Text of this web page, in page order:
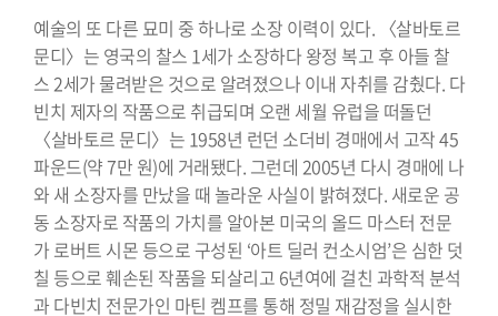
예술의 또 다른 묘미 중 하나로 소장 이력이 있다. 〈살바토르
문디〉는 영국의 찰스 1세가 소장하다 왕정 복고 후 아들 찰
스 2세가 물려받은 것으로 알려졌으나 이내 자취를 감췄다. 다
빈치 제자의 작품으로 취급되며 오랜 세월 유럽을 떠돌던
〈살바토르 문디〉는 1958년 런던 소더비 경매에서 고작 45
파운드(약 7만 원)에 거래됐다. 그런데 2005년 다시 경매에 나
와 새 소장자를 만났을 때 놀라운 사실이 밝혀졌다. 새로운 공
동 소장자로 작품의 가치를 알아본 미국의 올드 마스터 전문
가 로버트 시몬 등으로 구성된 ‘아트 딜러 컨소시엄’은 심한 덧
칠 등으로 훼손된 작품을 되살리고 6년여에 걸친 과학적 분석
과 다빈치 전문가인 마틴 켐프를 통해 정밀 재감정을 실시한